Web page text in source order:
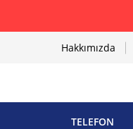
Hakkımızda
TELEFON